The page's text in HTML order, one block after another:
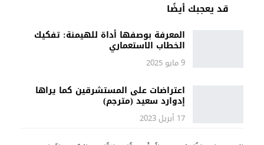
قد يعجبك أيضًا
المعرفة بوصفها أداة للهيمنة: تفكيك
الخطاب الاستعماري
9 مايو 2025
اعتراضات على المستشرقين كما يراها
إدوارد سعيد (مترجم)
17 أبريل 2023